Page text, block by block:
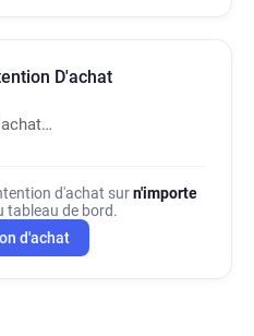
j**********@talktalk.co.uk
D'achat
d'achat surn'importe
tableau de bord.
d'achat